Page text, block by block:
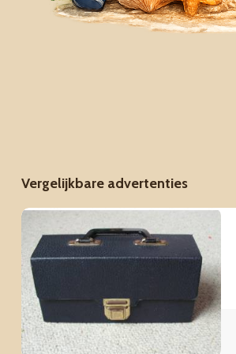
Vergelijkbare advertenties